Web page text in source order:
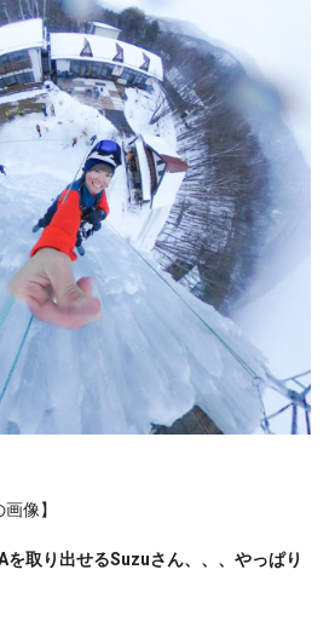
像】
を取り出せるSuzuさん、、、やっぱり